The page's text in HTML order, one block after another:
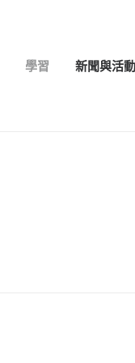
學習 新聞與活動